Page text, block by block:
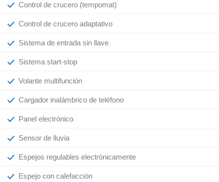
Control de crucero (tempomat)
Control de crucero adaptativo
Sistema de entrada sin llave
Sistema start-stop
Volante multifunción
Cargador inalámbrico de teléfono
Panel electrónico
Sensor de lluvia
Espejos regulables electrónicamente
Espejo con calefacción